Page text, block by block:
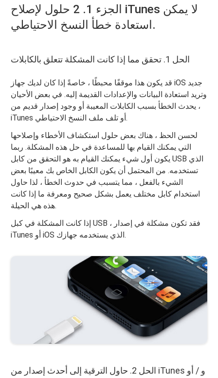
الجزء 1. 2 حلول لإصلاح iTunes لا يمكن
استعادة خطأ النسخ الاحتياطي.
الحل 1. تحقق مما إذا كانت المشكلة تتعلق بالكابلات
قد يكون هذا موقفًا محبطًا ، خاصةً إذا كان لديك جهاز iOS جديد
وتريد استعادة البيانات والإعدادات القديمة إليه. في بعض الأحيان
، يحدث الخطأ بسبب الكابلات المعيبة أو وجود إصدار قديم من
iTunes أو تلف ملف النسخ الاحتياطي.
لحسن الحظ ، هناك بعض حلول استكشاف الأخطاء وإصلاحها
التي يمكنك القيام بها للمساعدة في حل هذه المشكلة. ربما
يكون أول شيء يمكنك القيام به هو التحقق من كابل USB الذي
تستخدمه. من المحتمل أن يكون الكابل الخاص بك معيبًا بعض
الشيء بالفعل ، مما يتسبب في حدوث الخطأ ، لذا حاول
استخدام كابل مختلف يعمل بشكل صحيح ومعرفة ما إذا كانت
هذه هي الحيلة.
إذا كانت المشكلة في كبل USB ، فقد تكون مشكلة في إصدار
iTunes أو iOS الذي يستخدمه جهازك.
الحل 2. حاول الترقية إلى أحدث إصدار من iTunes و / أو